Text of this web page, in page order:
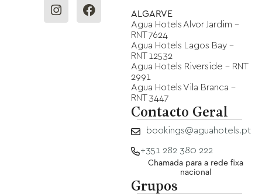
ALGARVE
Agua Hotels Alvor Jardim -
RNT 7624
Agua Hotels Lagos Bay -
RNT 12532
Agua Hotels Riverside - RNT
2991
Agua Hotels Vila Branca -
RNT 3447
Contacto Geral
bookings@aguahotels.pt
+351 282 380 222
Chamada para a rede fixa
nacional
Grupos